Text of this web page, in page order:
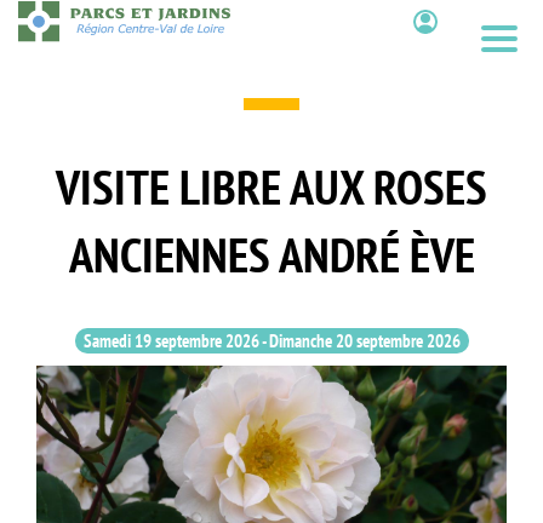
Aller
au
VISITE LIBRE AUX ROSES
ANCIENNES ANDRÉ ÈVE
Samedi 19 septembre 2026-Dimanche 20 septembre 2026